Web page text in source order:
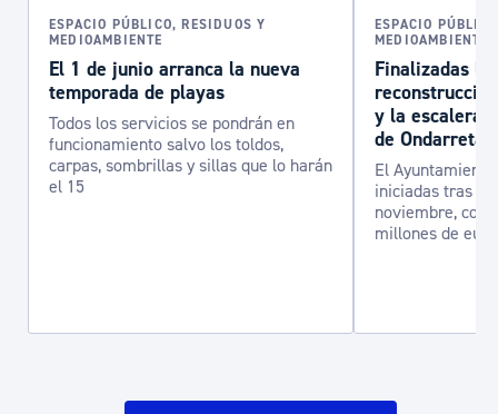
ESPACIO PÚBLICO, RESIDUOS Y
MEDIOAMBIENTE
El 1 de junio arranca la nueva
temporada de playas
Todos los servicios se pondrán en
funcionamiento salvo los toldos,
carpas, sombrillas y sillas que lo harán
el 15
ESPACIO
MEDIOAMBIENTE
Finalizadas
y la escalera
de Ondarreta
El
iniciadas tras el
noviembre, con
millones de